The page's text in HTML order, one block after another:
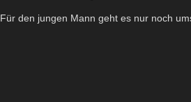
Für den jungen Mann geht es nur noch